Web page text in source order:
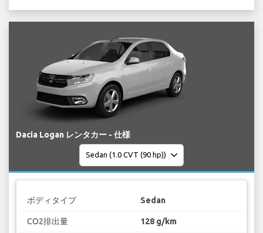
Dacia Logan レンタカー - 仕様
ボディタイプ Sedan
CO2排出量 128 g/km